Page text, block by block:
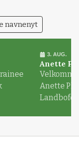
navnenyt
3. AUG.
Anette
Anette